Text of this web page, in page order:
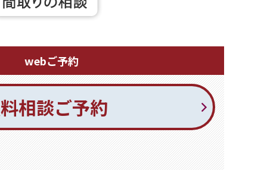
webご予約
相談ご予約